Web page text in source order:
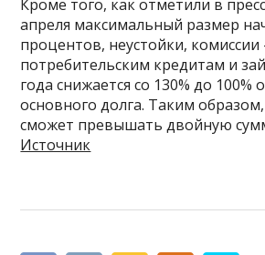
Кроме того, как отметили в
апреля максимальный размер
процентов, неустойки,
потребительским кредитам и
года снижается со 130% до 100%
основного долга. Таким
сможет превышать двойную
Источник